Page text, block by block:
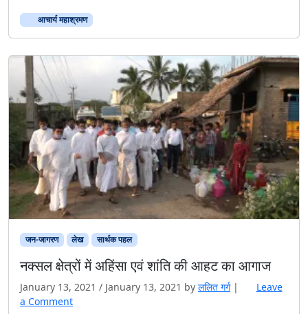
आचार्य महाश्रमण
जन-जागरण लेख सार्थक पहल
नक्सल क्षेत्रों में अहिंसा एवं शांति की आहट का आगाज
January 13, 2021 / January 13, 2021 by ललित गर्ग |
Leave
a Comment